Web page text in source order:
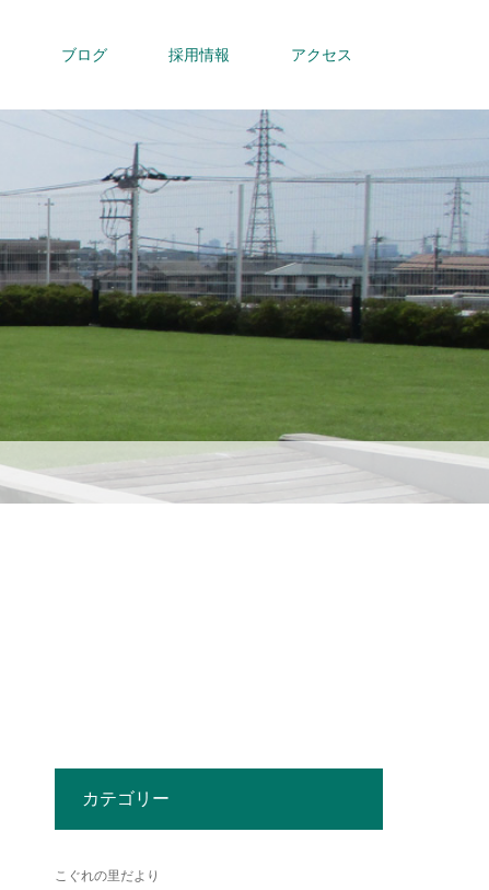
ブログ 採用情報 アクセス
カテゴリー
こぐれの里だより